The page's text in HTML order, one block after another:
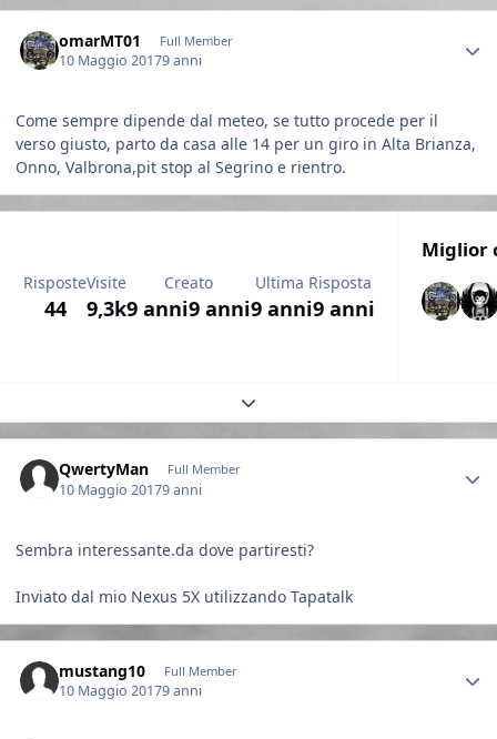
omarMT01 Full Member
10 Maggio 20179 anni
Come sempre dipende dal meteo, se tutto procede per il
verso giusto, parto da casa alle 14 per un giro in Alta Brianza,
Onno, Valbrona,pit stop al Segrino e rientro.
Risposte
44
Visite
9,3k
Creato
9 anni9 anni
Ultima Risposta
9 anni9 anni
Miglior
Expand topic overview
QwertyMan Full Member
10 Maggio 20179 anni
Sembra interessante.da dove partiresti?
Inviato dal mio Nexus 5X utilizzando Tapatalk
mustang10 Full Member
10 Maggio 20179 anni